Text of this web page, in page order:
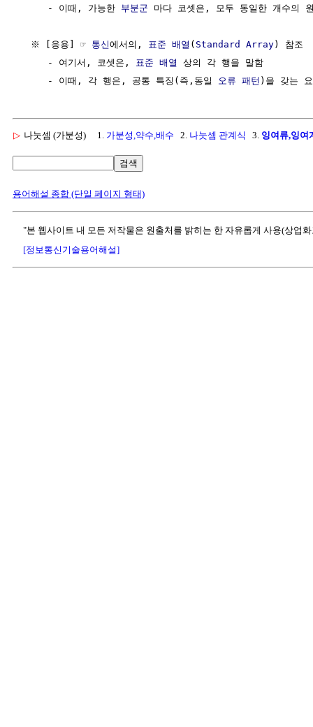
     - 이때, 가능한
부분군 마다 코셋은, 모두 동일한 개수의
  ※ [응용] ☞
통신에서의, 표준 배열 ( Standard Array) 참조
     - 여기서, 코셋은,
표준 배열
상의 각 행을 말함
     - 이때, 각 행은, 공통 특징(즉,동일
오류 패턴
▷ 나눗셈 (가분성) 1. 가분성,약수,배수 2. 나눗셈 관계식 3. 잉여류,잉여
검색
용어해설 종합 (단일 페이지 형태)
"본 웹사이트 내 모든 저작물은 원출처를 밝히는 한 자유롭게 사용(상업
[정보통신기술용어해설]